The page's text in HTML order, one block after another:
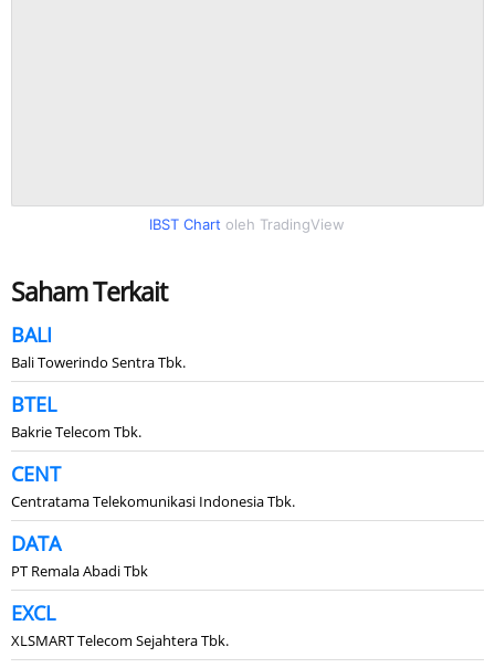
IBST Chart oleh TradingView
Saham Terkait
BALI
Bali Towerindo Sentra Tbk.
BTEL
Bakrie Telecom Tbk.
CENT
Centratama Telekomunikasi Indonesia Tbk.
DATA
PT Remala Abadi Tbk
EXCL
XLSMART Telecom Sejahtera Tbk.